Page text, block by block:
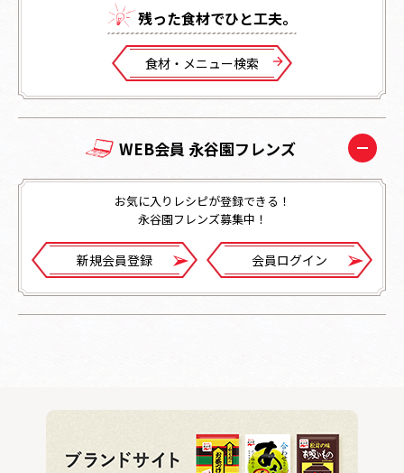
残った⾷材でひと⼯夫。
⾷材・メニュー検索
WEB会員 永谷園フレンズ
お気に入りレシピが登録できる！
永谷園フレンズ募集中！
新規会員登録 会員ログイン